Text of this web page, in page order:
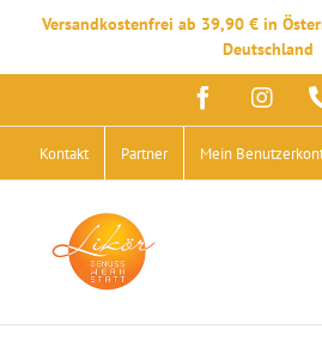
Versandkostenfrei ab 39,90 € in
Deutschland
springen
Facebook
Kontakt Partner Mein